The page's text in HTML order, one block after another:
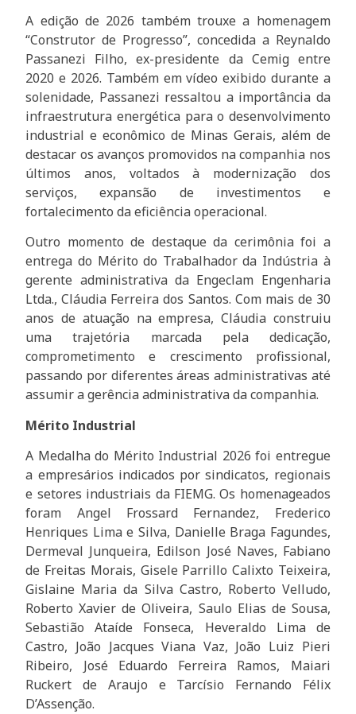
A edição de 2026 também trouxe a homenagem
“Construtor de Progresso”, concedida a Reynaldo
Passanezi Filho, ex-presidente da Cemig entre
2020 e 2026. Também em vídeo exibido durante a
solenidade, Passanezi ressaltou a importância da
infraestrutura energética para o desenvolvimento
industrial e econômico de Minas Gerais, além de
destacar os avanços promovidos na companhia nos
últimos anos, voltados à modernização dos
serviços, expansão de investimentos e
fortalecimento da eficiência operacional.
Outro momento de destaque da cerimônia foi a
entrega do Mérito do Trabalhador da Indústria à
gerente administrativa da Engeclam Engenharia
Ltda., Cláudia Ferreira dos Santos. Com mais de 30
anos de atuação na empresa, Cláudia construiu
uma trajetória marcada pela dedicação,
comprometimento e crescimento profissional,
passando por diferentes áreas administrativas até
assumir a gerência administrativa da companhia.
Mérito Industrial
A Medalha do Mérito Industrial 2026 foi entregue
a empresários indicados por sindicatos, regionais
e setores industriais da FIEMG. Os homenageados
foram Angel Frossard Fernandez, Frederico
Henriques Lima e Silva, Danielle Braga Fagundes,
Dermeval Junqueira, Edilson José Naves, Fabiano
de Freitas Morais, Gisele Parrillo Calixto Teixeira,
Gislaine Maria da Silva Castro, Roberto Velludo,
Roberto Xavier de Oliveira, Saulo Elias de Sousa,
Sebastião Ataíde Fonseca, Heveraldo Lima de
Castro, João Jacques Viana Vaz, João Luiz Pieri
Ribeiro, José Eduardo Ferreira Ramos, Maiari
Ruckert de Araujo e Tarcísio Fernando Félix
D’Assenção.